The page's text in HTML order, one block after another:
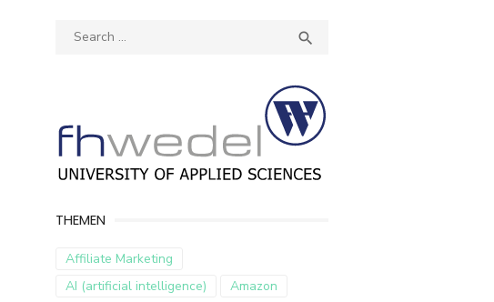
Search

THEMEN
Affiliate Marketing
AI (artificial intelligence)
Amazon